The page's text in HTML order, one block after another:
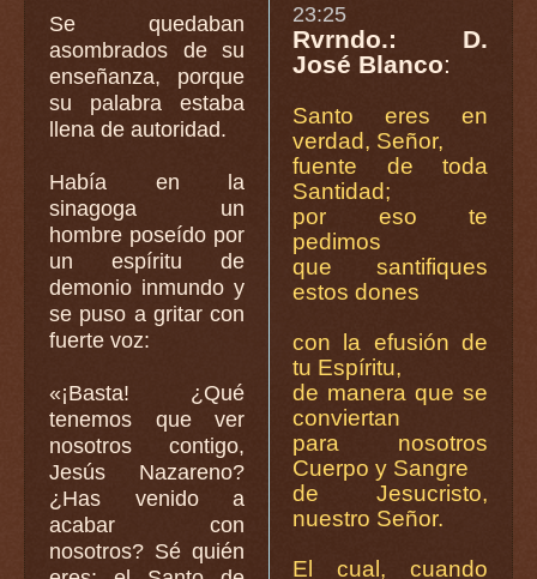
Se quedaban
asombrados de su
enseñanza, porque
su palabra estaba
llena de autoridad.
Había en la
sinagoga un
hombre poseído por
un espíritu de
demonio inmundo y
se puso a gritar con
fuerte voz:
«¡Basta! ¿Qué
tenemos que ver
nosotros contigo,
Jesús Nazareno?
¿Has venido a
acabar con
nosotros? Sé quién
23:25
Rvrndo.: D.
José Blanco:
Santo eres en
verdad, Señor,
fuente de toda
Santidad;
por eso te
pedimos
que santifiques
estos dones
con la efusión de
tu Espíritu,
de manera que se
conviertan
para nosotros
Cuerpo y Sangre
de Jesucristo,
nuestro Señor.
El cual, cuando